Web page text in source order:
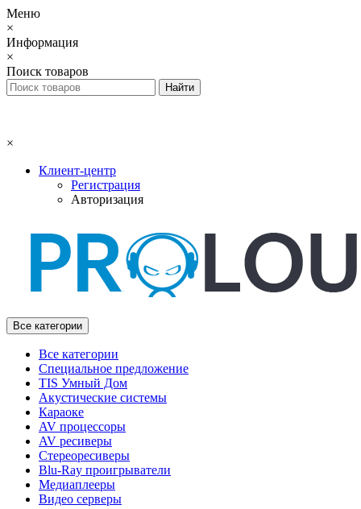
Меню
×
Информация
×
Поиск товаров
×
Клиент-центр
Регистрация
Авторизация
Все категории
Все категории
Специальное предложение
TIS Умный Дом
Акустические системы
Караоке
AV процессоры
AV ресиверы
Стереоресиверы
Blu-Ray проигрыватели
Медиаплееры
Видео серверы